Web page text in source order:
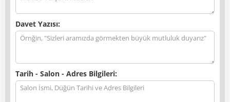
Davet Yazısı:
Tarih - Salon - Adres Bilgileri: